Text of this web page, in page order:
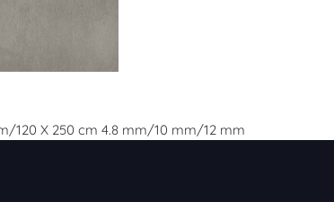
120 X 250 cm 4.8 mm/10 mm/12 mm